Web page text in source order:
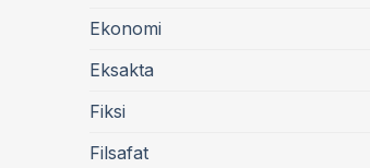
Ekonomi
Eksakta
Fiksi
Filsafat